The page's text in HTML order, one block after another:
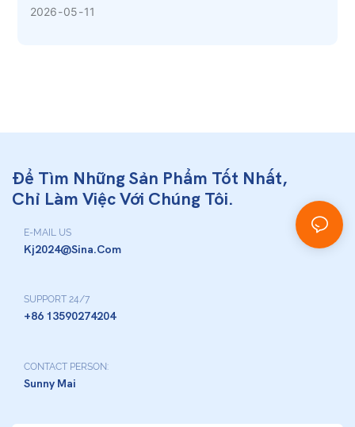
Xuất Gạc Cầm Máu Tiên Tiến
2026 05 11
Để Tìm Những Sản Phẩm Tốt Nhất,
Chỉ Làm Việc Với Chúng Tôi.
E-MAIL US
Kj2024@sina.com
SUPPORT 24/7
+86 13590274204
CONTACT PERSON:
Sunny Mai